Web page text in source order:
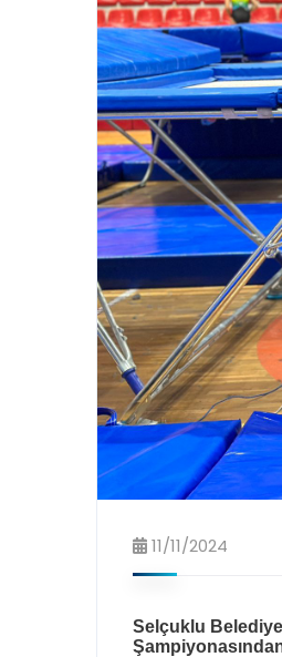
11/11/2024
Selçuklu